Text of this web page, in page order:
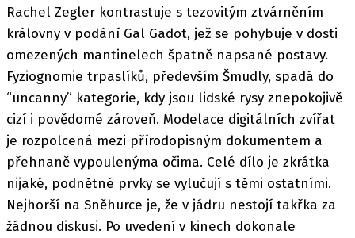
Rachel Zegler kontrastuje s tezovitým ztvárněním
královny v podání Gal Gadot, jež se pohybuje v dosti
omezených mantinelech špatně napsané postavy.
Fyziognomie trpaslíků, především Šmudly, spadá do
“uncanny” kategorie, kdy jsou lidské rysy znepokojivě
cizí i povědomé zároveň. Modelace digitálních zvířat
je rozpolcená mezi přírodopisným dokumentem a
přehnaně vypoulenýma očima. Celé dílo je zkrátka
nijaké, podnětné prvky se vylučují s těmi ostatními.
Nejhorší na Sněhurce je, že v jádru nestojí takřka za
žádnou diskusi. Po uvedení v kinech dokonale